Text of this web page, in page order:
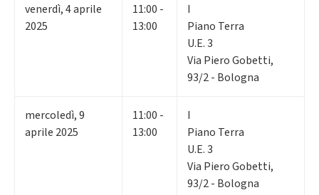
venerdì,4aprile
2025
11:00 -
13:00
I
Piano Terra
U.E. 3
Via Piero Gobetti,
93/2 - Bologna
mercoledì,9
aprile 2025
11:00 -
13:00
I
Piano Terra
U.E. 3
Via Piero Gobetti,
93/2 - Bologna